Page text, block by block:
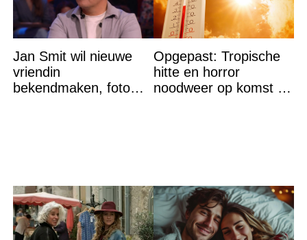
Jan Smit wil nieuwe
vriendin
bekendmaken, foto
Opgepast: Tropische
hitte en horror
noodweer op komst –